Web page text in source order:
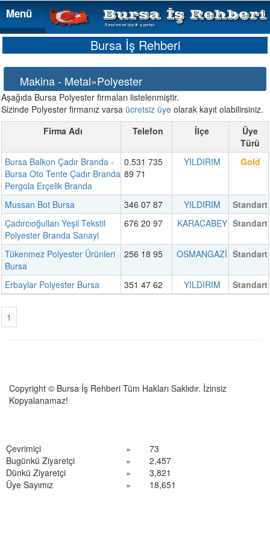
Menü
Menü
Bursa İş Rehberi
Makina - Metal»Polyester
Aşağıda Bursa Polyester firmaları listelenmiştir.
Sizinde Polyester firmanız varsa ücretsiz üye olarak kayıt olabilirsiniz.
Firma Adı
Telefon İlçe
Üye
Türü
Bursa Balkon Çadır Branda -
Bursa Oto Tente Çadır Branda
Pergola Erçelik Branda
0.531 735
89 71
YILDIRIM Gold
Mussan Bot Bursa 346 07 87 YILDIRIM
Standart
Çadırcıoğulları Yeşil Tekstil
Polyester Branda Sanayi
676 20 97 KARACABEY Standart
Tükenmez Polyester Ürünleri
Bursa
256 18 95 OSMANGAZİ Standart
Erbaylar Polyester Bursa 351 47 62 YILDIRIM Standart
1
Copyright © Bursa İş Rehberi Tüm Hakları Saklıdır. İzinsiz
Kopyalanamaz!
Çevrimiçi »
73
Bugünkü Ziyaretçi
»
2,457
Dünkü Ziyaretçi
»
3,821
Üye Sayımız
» 18,651